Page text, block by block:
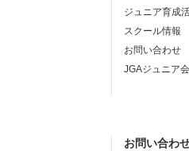
ジュニア育成
スクール情報
お問い合わせ
JGAジュニア
お問い合わ